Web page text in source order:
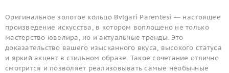
Оригинальное золотое кольцо Bvlgari Parentesi — настоящее
произведение искусства, в котором воплощено не только
мастерство ювелира, но и актуальные тренды. Это
доказательство вашего изысканного вкуса, высокого статуса
и яркий акцент в стильном образе. Такое сочетание отлично
смотрится и позволяет реализовывать самые необычные